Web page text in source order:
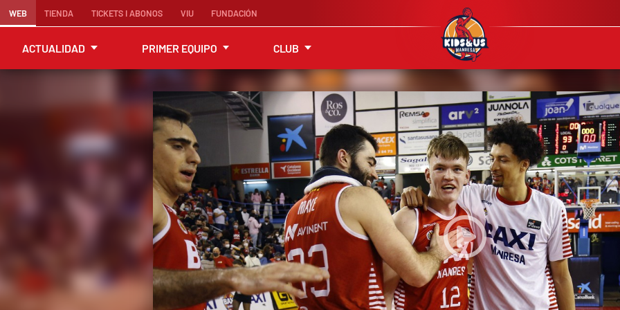
WEB TIENDA TICKETS I ABONOS VIU FUNDACIÓN
ACTUALIDAD PRIMER EQUIPO CLUB